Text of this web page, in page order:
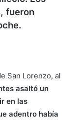
fueron
San Lorenzo, al
asaltó un
en las
adentro había